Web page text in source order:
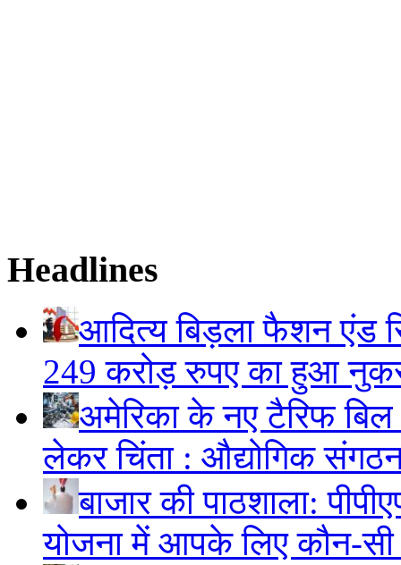
Headlines
आदित्य बिड़ला फैशन एंड
249 करोड़ रुपए का हुआ
अमेरिका के नए टैरिफ बिल
लेकर चिंता : औद्योगिक
बाजार की पाठशाला:
योजना में आपके लिए कौन-सी